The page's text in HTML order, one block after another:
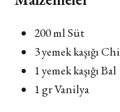
200 ml Süt
3 yemek kaşığı
1 yemek kaşığı Bal
1 gr Vanilya